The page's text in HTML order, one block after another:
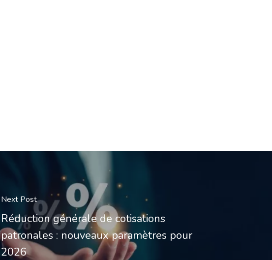
Next Post
Réduction générale de cotisations
patronales : nouveaux paramètres pour
2026